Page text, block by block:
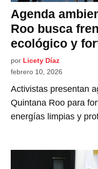
Agenda
Roo busca
ecológico y
por Licety Díaz
febrero 10, 2026
Activistas presentan
Quintana Roo para
energías limpias y